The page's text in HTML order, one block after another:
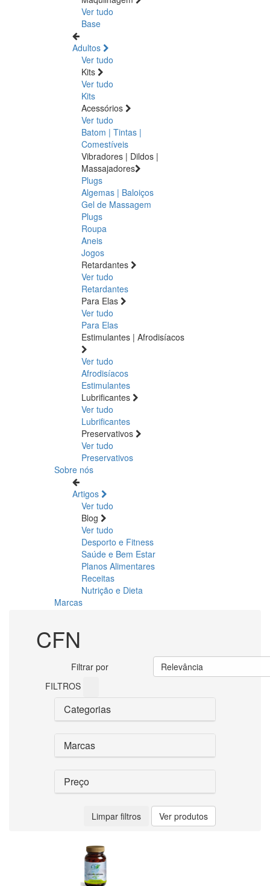
Ver tudo
Base
Adultos
Ver tudo
Kits
Ver tudo
Kits
Acessórios
Ver tudo
Batom | Tintas |
Comestíveis
Vibradores | Dildos |
Massajadores
Plugs
Algemas | Baloiços
Gel de Massagem
Plugs
Roupa
Aneis
Jogos
Retardantes
Ver tudo
Retardantes
Para Elas
Ver tudo
Para Elas
Estimulantes | Afrodisíacos
Ver tudo
Afrodisíacos
Estimulantes
Lubrificantes
Ver tudo
Lubrificantes
Preservativos
Ver tudo
Preservativos
Sobre nós
Artigos
Ver tudo
Blog
Ver tudo
Desporto e Fitness
Saúde e Bem Estar
Planos Alimentares
Receitas
Nutrição e Dieta
Marcas
CFN
Filtrar por
Relevância
FILTROS
Categorias
Marcas
Preço
Limpar filtros Ver produtos